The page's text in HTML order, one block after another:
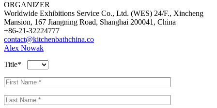
ORGANIZER
Worldwide Exhibitions Service Co., Ltd. (WES) 24/F., Xincheng
Mansion, 167 Jiangning Road, Shanghai 200041, China
+86-21-32224777
contact@kitchenbathchina.co
Alex Nowak
Title*